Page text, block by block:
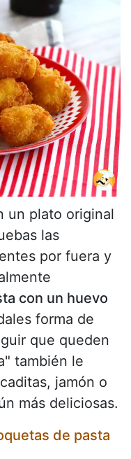
un plato original
las
por fuera y
con un huevo
forma de
que queden
también le
jamón o
más deliciosas.
de pasta